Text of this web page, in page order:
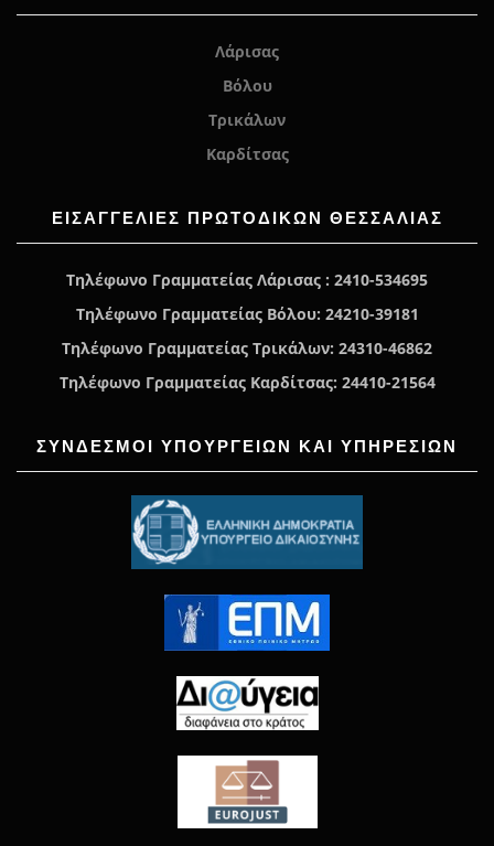
Λάρισας
Βόλου
Τρικάλων
Καρδίτσας
ΕΙΣΑΓΓΕΛΊΕΣ ΠΡΩΤΟΔΙΚΏΝ ΘΕΣΣΑΛΙΑΣ
Τηλέφωνο Γραμματείας Λάρισας : 2410-534695
Τηλέφωνο Γραμματείας Βόλου: 24210-39181
Τηλέφωνο Γραμματείας Τρικάλων: 24310-46862
Τηλέφωνο Γραμματείας Καρδίτσας: 24410-21564
ΣΥΝΔΕΣΜΟΙ ΥΠΟΥΡΓΕΙΩΝ ΚΑΙ ΥΠΗΡΕΣΙΩΝ